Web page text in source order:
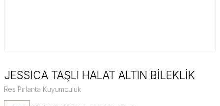
JESSICA TAŞLI HALAT ALTIN BİLEKLİK
Res Pırlanta Kuyumculuk